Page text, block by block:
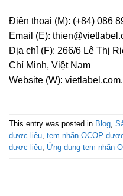
Điện thoại (M): (+84) 086
Email (E):
Địa chỉ (F): 266/6 Lê Thị
Chí Minh, Việt Nam
Website (W):
This entry was posted in Blog,
dược liệu, tem nhãn OCOP
dược liệu, Ứng dụng tem nhãn